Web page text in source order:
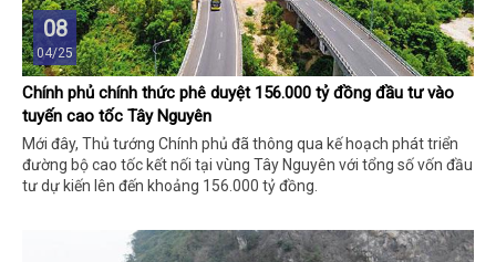
08
04/25
Chính phủ chính thức phê duyệt 156.000 tỷ đồng đầu tư vào
tuyến cao tốc Tây Nguyên
Mới đây, Thủ tướng Chính phủ đã thông qua kế hoạch phát triển
đường bộ cao tốc kết nối tại vùng Tây Nguyên với tổng số vốn đầu
tư dự kiến lên đến khoảng 156.000 tỷ đồng.